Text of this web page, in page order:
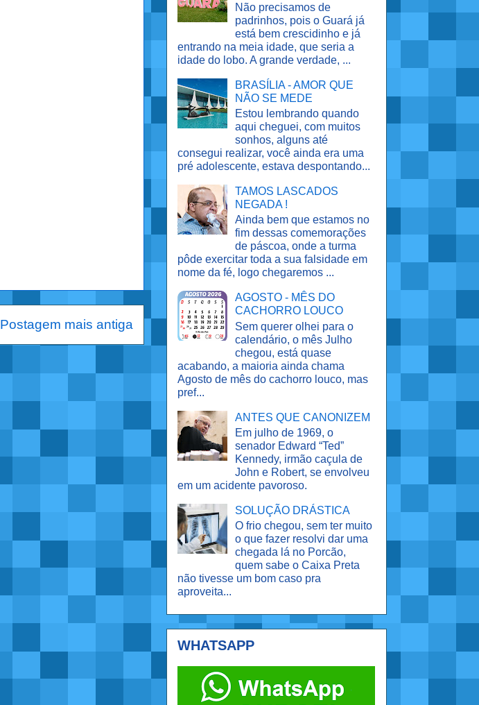
Postagem mais antiga
Não precisamos de
padrinhos, pois o Guará já
está bem crescidinho e já
entrando na meia idade, que seria a
idade do lobo. A grande verdade, ...
BRASÍLIA - AMOR QUE
NÃO SE MEDE
Estou lembrando quando
aqui cheguei, com muitos
sonhos, alguns até
consegui realizar, você ainda era uma
pré adolescente, estava despontando...
TAMOS LASCADOS
NEGADA !
Ainda bem que estamos no
fim dessas comemorações
de páscoa, onde a turma
pôde exercitar toda a sua falsidade em
nome da fé, logo chegaremos ...
AGOSTO - MÊS DO
CACHORRO LOUCO
Sem querer olhei para o
calendário, o mês Julho
chegou, está quase
acabando, a maioria ainda chama
Agosto de mês do cachorro louco, mas
pref...
ANTES QUE CANONIZEM
Em julho de 1969, o
senador Edward “Ted”
Kennedy, irmão caçula de
John e Robert, se envolveu
em um acidente pavoroso.
SOLUÇÃO DRÁSTICA
O frio chegou, sem ter muito
o que fazer resolvi dar uma
chegada lá no Porcão,
quem sabe o Caixa Preta
não tivesse um bom caso pra
aproveita...
WHATSAPP